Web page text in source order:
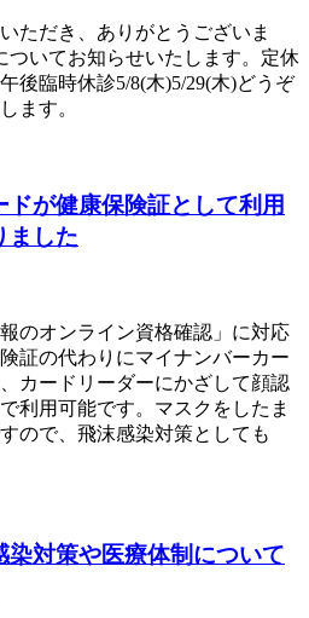
ただき、ありがとうございま
ついてお知らせいたします。定休
後臨時休診5/8(木)5/29(木)どうぞ
ます。
ドが健康保険証として利用
ました
のオンライン資格確認」に対応
証の代わりにマイナンバーカー
カードリーダーにかざして顔認
利用可能です。マスクをしたま
ので、飛沫感染対策としても
染対策や医療体制について